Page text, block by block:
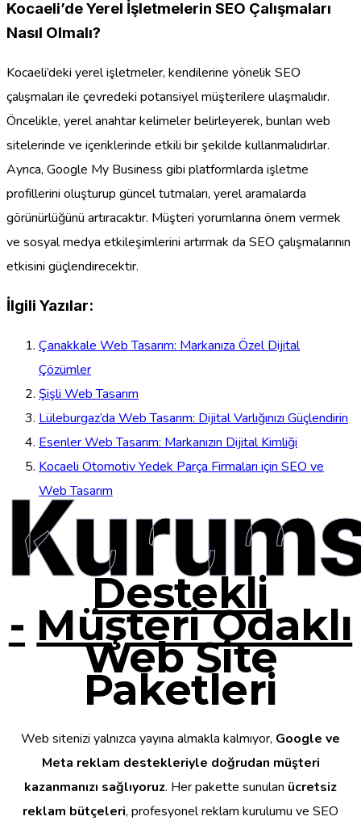
Kocaeli’de Yerel İşletmelerin SEO Çalışmaları
Nasıl Olmalı?
Kocaeli’deki yerel işletmeler, kendilerine yönelik SEO
çalışmaları ile çevredeki potansiyel müşterilere ulaşmalıdır.
Öncelikle, yerel anahtar kelimeler belirleyerek, bunları web
sitelerinde ve içeriklerinde etkili bir şekilde kullanmalıdırlar.
Ayrıca, Google My Business gibi platformlarda işletme
profillerini oluşturup güncel tutmaları, yerel aramalarda
görünürlüğünü artıracaktır. Müşteri yorumlarına önem vermek
ve sosyal medya etkileşimlerini artırmak da SEO çalışmalarının
etkisini güçlendirecektir.
İlgili Yazılar:
Çanakkale Web Tasarım: Markanıza Özel Dijital
Çözümler
Şişli Web Tasarım
Lüleburgaz’da Web Tasarım: Dijital Varlığınızı Güçlendirin
Esenler Web Tasarım: Markanızın Dijital Kimliği
Kocaeli Otomotiv Yedek Parça Firmaları için SEO ve
Web Tasarım
Destekli
- Müşteri Odaklı
Web Site
Paketleri
Web sitenizi yalnızca yayına almakla kalmıyor, Google ve
Meta reklam destekleriyle doğrudan müşteri
kazanmanızı sağlıyoruz. Her pakette sunulan ücretsiz
reklam bütçeleri, profesyonel reklam kurulumu ve SEO